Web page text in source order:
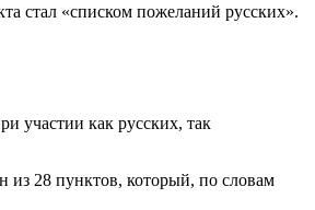
стал «списком пожеланий русских».
участии как русских, так
из 28 пунктов, который, по словам